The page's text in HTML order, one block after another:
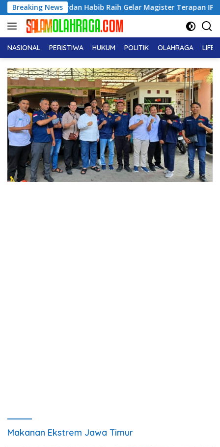
Langsung
ke
konten
Breaking News
Yordan Habib Raih Gelar Magister Terapan IPDN
NASIONAL PERISTIWA HUKUM POLITIK OLAHRAGA
Makanan Ekstrem Jawa Timur